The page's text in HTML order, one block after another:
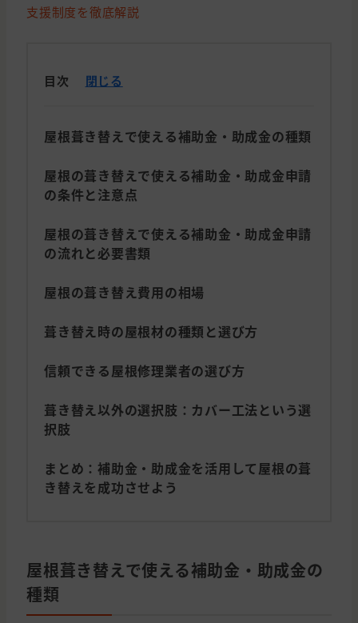
支援制度を徹底解説
目次 閉じる
屋根葺き替えで使える補助金・助成金の種類
屋根の葺き替えで使える補助金・助成金申請
の条件と注意点
屋根の葺き替えで使える補助金・助成金申請
の流れと必要書類
屋根の葺き替え費用の相場
葺き替え時の屋根材の種類と選び方
信頼できる屋根修理業者の選び方
葺き替え以外の選択肢：カバー工法という選
択肢
まとめ：補助金・助成金を活用して屋根の葺
き替えを成功させよう
屋根葺き替えで使える補助金・助成金の
種類